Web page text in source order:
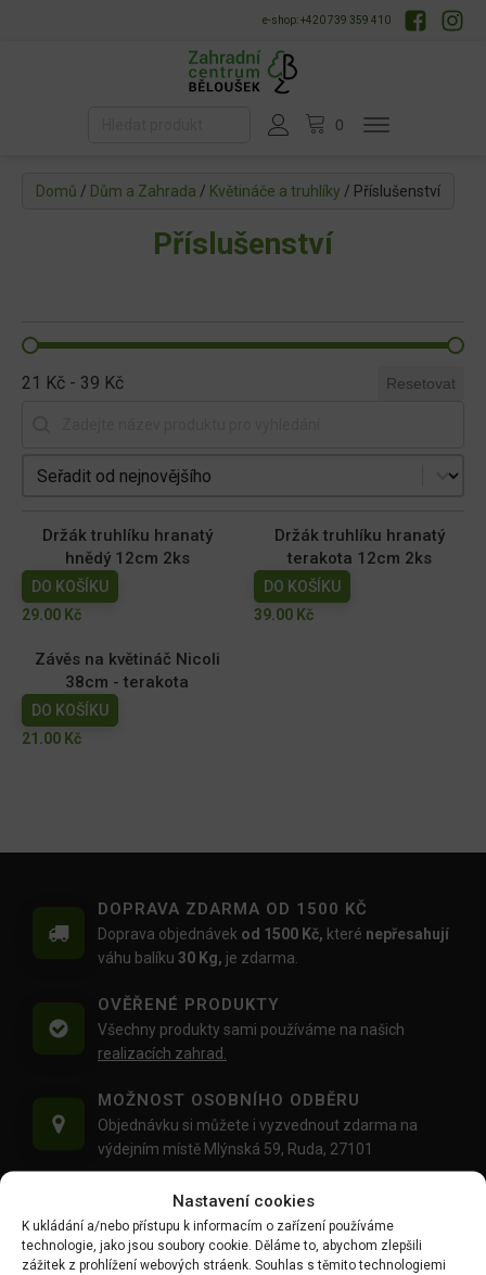
Nastavení cookies
K ukládání a/nebo přístupu k informacím o zařízení používáme
technologie, jako jsou soubory cookie. Děláme to, abychom zlepšili
zážitek z prohlížení webových stráenk. Souhlas s těmito technologiemi
e-shop: +420 739 359 410
Domů / Dům a Zahrada / Květináče a truhlíky / Příslušenství
Příslušenství
21 Kč - 39 Kč Resetovat
Seřadit produkty
Držák truhlíku hranatý
hnědý 12cm 2ks
DO KOŠÍKU
29.00 Kč
Držák truhlíku hranatý
terakota 12cm 2ks
DO KOŠÍKU
39.00 Kč
Závěs na květináč Nicoli
38cm - terakota
DO KOŠÍKU
21.00 Kč
DOPRAVA ZDARMA OD 1500 KČ
Doprava objednávek od 1500 Kč, které nepřesahují
váhu balíku 30 Kg, je zdarma.
OVĚŘENÉ PRODUKTY
Všechny produkty sami používáme na našich
realizacích zahrad.
MOŽNOST OSOBNÍHO ODBĚRU
Objednávku si můžete i vyzvednout zdarma na
výdejním místě Mlýnská 59, Ruda, 27101
PŘÁTELSKÝ PŘÍSTUP
Pokud si s něčím nevíte rady,napište námnebo nám
zavolejte, rádi Vám poradíme :)